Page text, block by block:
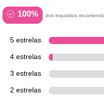
100% dos inquiridos
5 estrelas
4 estrelas
3 estrelas
2 estrelas